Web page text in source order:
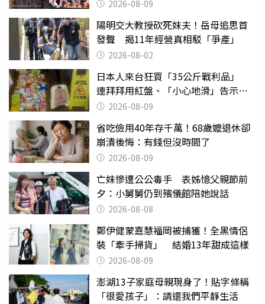
2026-08-09
陽明交大教授砍死妹夫！岳母追思首
發聲 揭11年經營真相駁「爭產」
2026-08-02
日本人來台狂買「35公斤戰利品」
連拜拜用紅盤、「小心地滑」告示牌
也帶回家
2026-08-09
省吃儉用40年存千萬！68歲嬤退休卻
崩潰後悔：有錢但沒時間了
2026-08-09
亡妹慘遭公公毒手 表姊憶父親節前
夕：小舅舅仍到殯儀館陪她說話
2026-08-08
鄭伊健蒙嘉慧福岡被捕獲！全黑情侶
裝「牽手掃貨」 結婚13年甜成這樣
2026-08-09
澎湖13子家庭母親現身了！貼字條稱
「很愛孩子」：請還我們平靜生活